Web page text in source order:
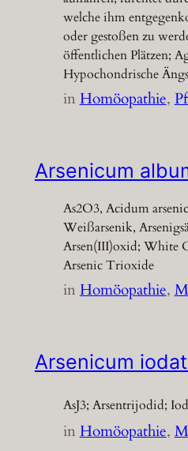
welche ihm
oder gestoßen zu
öffentlichen Plätzen;
Hypochondrische
inHomöopathie,
Arsenicum
As2O3, Acidum
Weißarsenik,
Arsen(III)oxid; White
Arsenic Trioxide
inHomöopathie,
Arsenicum
AsJ3; Arsentrijodid;
inHomöopathie,